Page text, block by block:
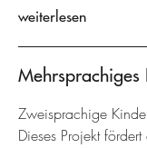
weiterlesen
Mehrsprachiges
Zweisprachige
Dieses Projekt